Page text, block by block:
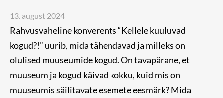
13. august 2024
Rahvusvaheline konverents “Kellele kuuluvad
kogud?!” uurib, mida tähendavad ja milleks on
olulised muuseumide kogud. On tavapärane, et
muuseum ja kogud käivad kokku, kuid mis on
muuseumis säilitavate esemete eesmärk? Mida